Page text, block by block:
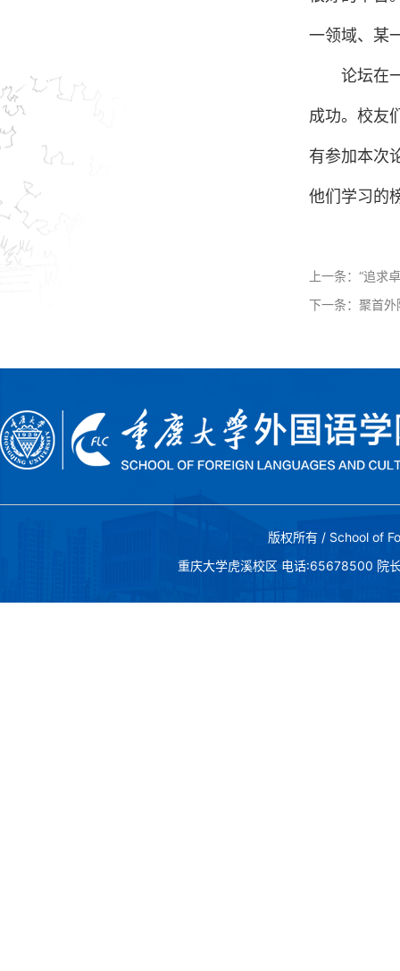
一领域、某
论坛在
成功。校友
有参加本次
他们学习的
上一条： “追求
下一条： 聚首
版权所有 / School of
重庆大学虎溪校区 电话:65678500 院